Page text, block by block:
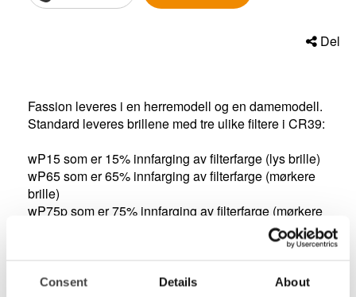
Consent Details About
Del
Fassion leveres i en herremodell og en damemodell.
Standard leveres brillene med tre ulike filtere i CR39:
wP15 som er 15% innfarging av filterfarge (lys brille)
wP65 som er 65% innfarging av filterfarge (mørkere
brille)
wP75p som er 75% innfarging av filterfarge (mørkere
wP85 som er 85% innfarging av filterfarge (mørkere
wP50-15 som er et gradert glass (15% nede og 65%